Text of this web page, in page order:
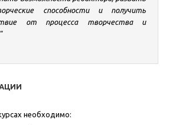
способности и получить
от процесса творчества и
необходимо: